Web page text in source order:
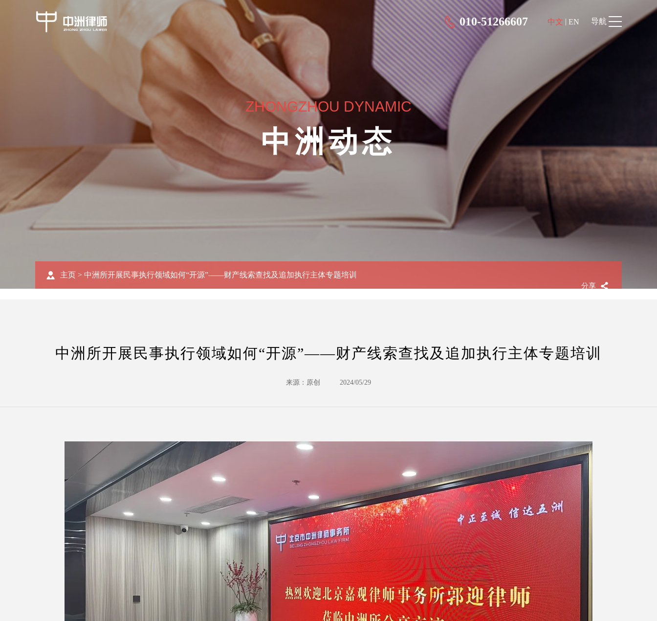
010-51266607 中文 | EN 导航
ZHONGZHOU DYNAMIC
中洲动态
分享
主页 > 中洲所开展民事执行领域如何“开源”——财产线索查找及追加执行主体专题培训
中洲所开展民事执行领域如何“开源”——财产线索查找及追加执行主体专题培训
来源：原创 2024/05/29